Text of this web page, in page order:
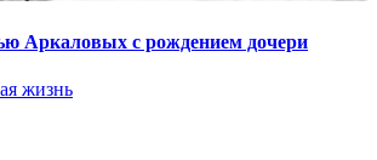
Аркаловых с рождением дочери
жизнь